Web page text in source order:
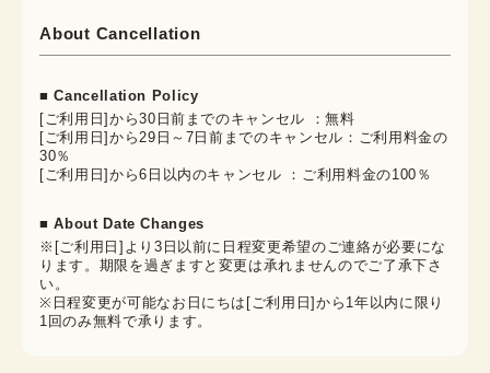
About Cancellation
■ Cancellation Policy
[ご利用日]から30日前までのキャンセル ：無料
[ご利用日]から29日～7日前までのキャンセル：ご利用料金の
30％
[ご利用日]から6日以内のキャンセル ：ご利用料金の100％
■ About Date Changes
※[ご利用日]より3日以前に日程変更希望のご連絡が必要にな
ります。期限を過ぎますと変更は承れませんのでご了承下さ
い。
※日程変更が可能なお日にちは[ご利用日]から1年以内に限り
1回のみ無料で承ります。